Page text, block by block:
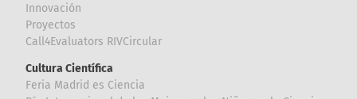
Innovación
Proyectos
Call4Evaluators RIVCircular
Cultura Científica
Feria Madrid es Ciencia